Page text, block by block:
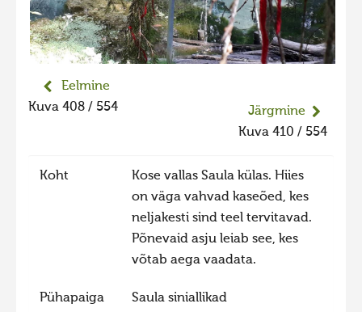
Liikuvad kuvad 2025
Hiite kuvavõistlus 2024
Liikuvad kuvad 2024
Hiite kuvavõistlus 2022
Hiite kuvavõistlus 2022 lisa
Hiite kuvavõistlus 2021
Eelmine
Kuva 408 / 554
Järgmine
Kuva 410 / 554
Koht
Kose vallas Saula külas. Hiies
on väga vahvad kaseõed, kes
neljakesti sind teel tervitavad.
Põnevaid asju leiab see, kes
võtab aega vaadata.
Pühapaiga
Saula siniallikad